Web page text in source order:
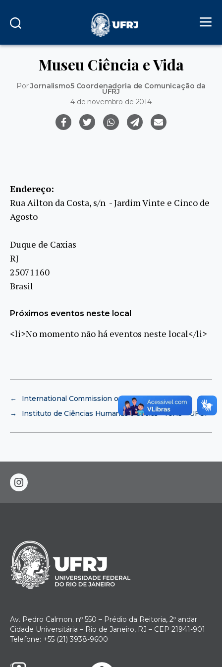
Museu Ciência e Vida
PorJornalismo5 Coordenadoria de Comunicação da
UFRJ
4 de novembro de 2014
Endereço:
Rua Ailton da Costa, s/n ­ - Jardim Vinte e Cinco de
Agosto
Duque de Caxias
RJ
25071­160
Brasil
Próximos eventos neste local
<li>No momento não há eventos neste local</li>
←
International Commission on Illumination
→
Instituto de Ciências Humanas e Socias – ICHS – UFOP
instagram
Av. Pedro Calmon. nº 550 – Prédio da Reitoria, 2º andar
Cidade Universitária – Rio de Janeiro, RJ – CEP 21941-901
Telefone: +55 (21) 3938-9600